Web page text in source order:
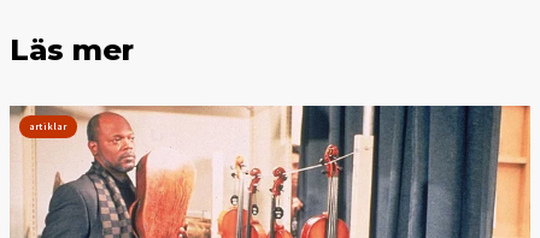
Läs mer
artiklar